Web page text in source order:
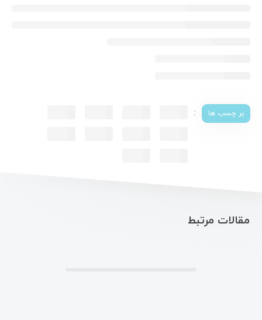
بر چسب ها :
مقالات مرتبط